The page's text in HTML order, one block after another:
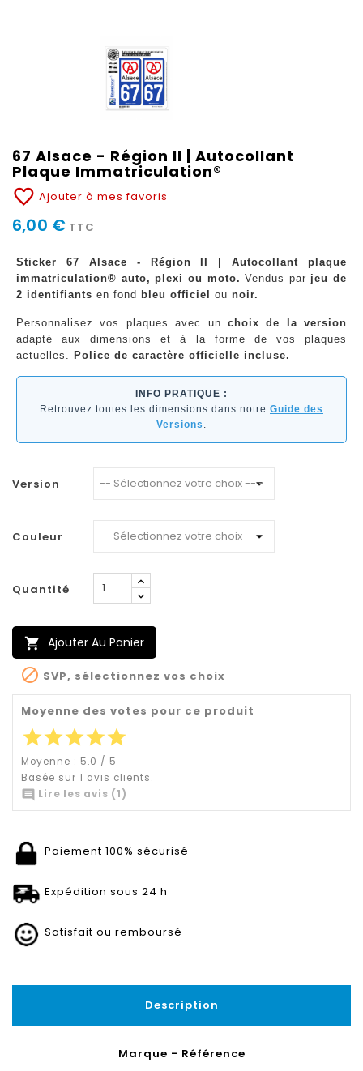
67 Alsace - Région II | Autocollant
Plaque Immatriculation®
favorite_border Ajouter à mes favoris
6,00 € TTC
Sticker 67 Alsace - Région II | Autocollant plaque
immatriculation® auto, plexi ou moto. Vendus par jeu de
2 identifiants en fond bleu officiel ou noir.
Personnalisez vos plaques avec un choix de la version
adapté aux dimensions et à la forme de vos plaques
actuelles. Police de caractère officielle incluse.
INFO PRATIQUE :
Retrouvez toutes les dimensions dans notre Guide des
Versions .
Version
Couleur
Quantité
 Ajouter Au Panier
 SVP, sélectionnez vos choix
Moyenne des votes pour ce produit
starstarstarstarstar
Moyenne : 5.0 / 5
Basée sur 1 avis clients.
 Lire les avis (1)
Paiement 100% sécurisé
Expédition sous 24 h
Satisfait ou remboursé
Description
Marque - Référence